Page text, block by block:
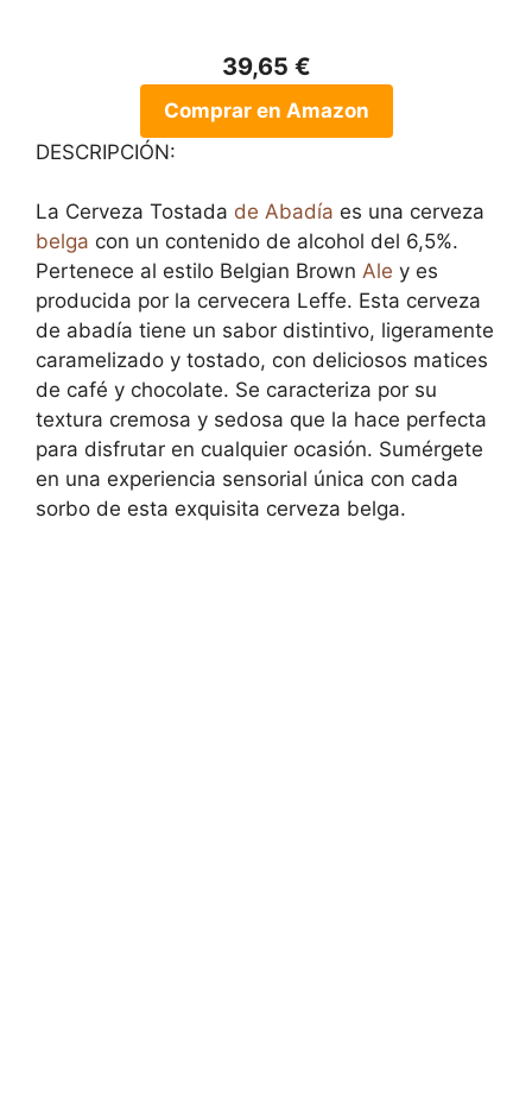
39,65 €
Comprar en Amazon
DESCRIPCIÓN:
La Cerveza Tostada de Abadía es una cerveza
belga con un contenido de alcohol del 6,5%.
Pertenece al estilo Belgian Brown Ale y es
producida por la cervecera Leffe. Esta cerveza
de abadía tiene un sabor distintivo, ligeramente
caramelizado y tostado, con deliciosos matices
de café y chocolate. Se caracteriza por su
textura cremosa y sedosa que la hace perfecta
para disfrutar en cualquier ocasión. Sumérgete
en una experiencia sensorial única con cada
sorbo de esta exquisita cerveza belga.